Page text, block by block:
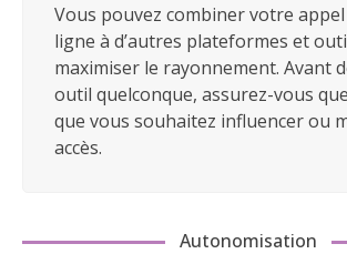
Vous pouvez combiner votre
ligne à d’autres plateformes et
maximiser le rayonnement. Avant
outil quelconque, assurez-vous
que vous souhaitez influencer ou
accès.
Autonomisation